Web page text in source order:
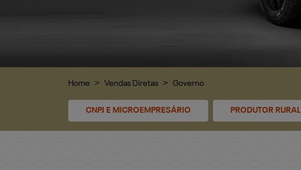
Home Vendas Diretas Governo
CNPJ E MICROEMPRESÁRIO PRODUTOR RURAL